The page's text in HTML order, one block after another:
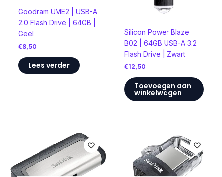
Goodram UME2 | USB-A
2.0 Flash Drive | 64GB |
Geel
€8,50
Lees verder
Silicon Power Blaze
B02 | 64GB USB-A 3.2
Flash Drive | Zwart
€12,50
Toevoegen aan
winkelwagen